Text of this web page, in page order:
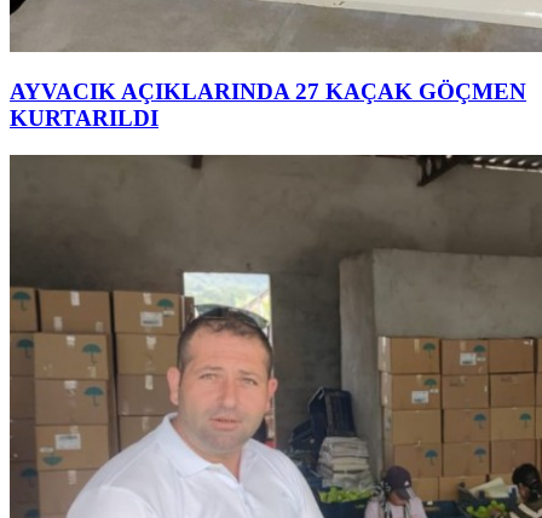
AYVACIK AÇIKLARINDA 27 KAÇAK GÖÇMEN
KURTARILDI